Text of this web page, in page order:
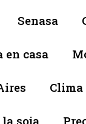
Senasa
en casa
Clima
soja